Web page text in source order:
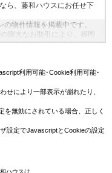
ら、藤和ハウスにお任せ下
の物件情報を掲載中です。
膨大なお取引により、福岡
動産物件情報も沢山ござい
利用可能･Cookie利用可能･
せにより一部表示が崩れたり、
無効にされている場合、正しく
設定でJavascriptとCookieの設定
ハウスは